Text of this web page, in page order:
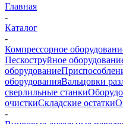
Главная
-
Каталог
-
Компрессорное
Пескоструйное
оборудование
оборудованияВальцовки
сверлильные станки
очисткиСкладские остатки
-